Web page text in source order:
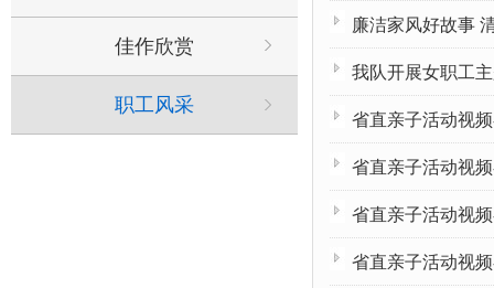
佳作欣赏
职工风采
廉洁家风好故事
我队开展女职工
省直亲子活动视
省直亲子活动视
省直亲子活动视
省直亲子活动视